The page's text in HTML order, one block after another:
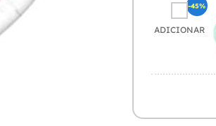
ADICIONAR
-45%